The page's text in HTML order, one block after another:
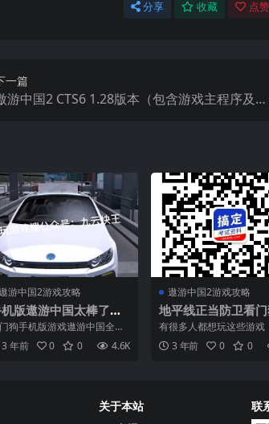
分享 收藏 点
一篇
游中国2 CTS6 1.28版本（包含游戏主程序及多
游中国2游戏攻略
版遨游中国太棒了地
正当防卫卡门狗手机
野大镖客这些手机安
果都能玩
狗手机版游戏遨游中国全国
都有 遨游中国模拟农场欧洲
模拟2遨游中国2手...
3 年前 0 0 4.6K
遨游中国2游戏攻略
地平线正当防卫看
机版遨游中国手游
果版下载教程
有很多人都想玩这些游戏
是学生党，因为学习压力
大了，只能通过玩游戏来
3 年前 0 0
关于本站
联